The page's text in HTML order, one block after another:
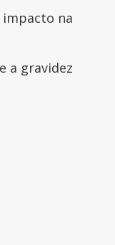
na
a gravidez